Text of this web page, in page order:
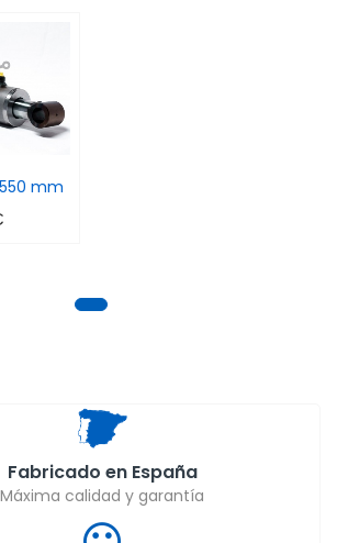
mm
Fabricado en España
Máxima calidad y garantía